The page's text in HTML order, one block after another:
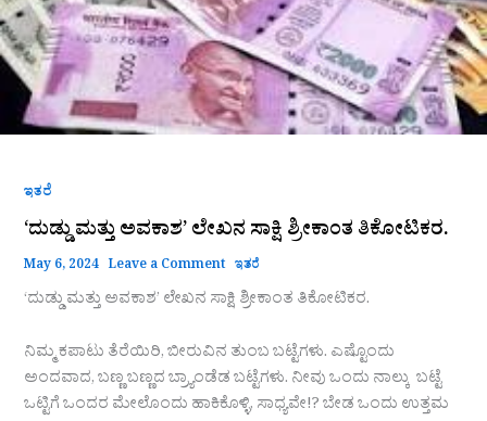
ಇತರೆ
‘ದುಡ್ಡು ಮತ್ತು ಅವಕಾಶ’ ಲೇಖನ ಸಾಕ್ಷಿ ಶ್ರೀಕಾಂತ ತಿಕೋಟಿಕರ.
May 6, 2024 Leave a Comment ಇತರೆ
‘ದುಡ್ಡು ಮತ್ತು ಅವಕಾಶ’ ಲೇಖನ ಸಾಕ್ಷಿ ಶ್ರೀಕಾಂತ ತಿಕೋಟಿಕರ.
ನಿಮ್ಮ ಕಪಾಟು ತೆರೆಯಿರಿ, ಬೀರುವಿನ ತುಂಬ ಬಟ್ಟೆಗಳು. ಎಷ್ಟೊಂದು
ಅಂದವಾದ, ಬಣ್ಣ ಬಣ್ಣದ ಬ್ರ್ಯಾಂಡೆಡ ಬಟ್ಟೆಗಳು. ನೀವು ಒಂದು ನಾಲ್ಕು ಬಟ್ಟೆ
ಒಟ್ಟಿಗೆ ಒಂದರ ಮೇಲೊಂದು ಹಾಕಿಕೊಳ್ಳಿ, ಸಾಧ್ಯವೇ!? ಬೇಡ ಒಂದು ಉತ್ತಮ